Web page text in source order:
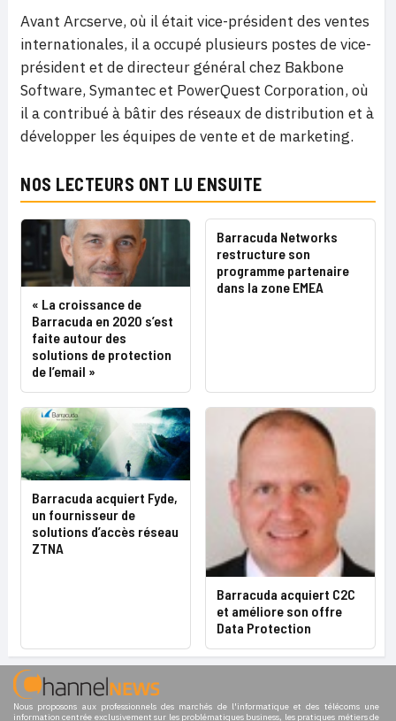
Avant Arcserve, où il était vice-président des ventes
internationales, il a occupé plusieurs postes de vice-
président et de directeur général chez Bakbone
Software, Symantec et PowerQuest Corporation, où
il a contribué à bâtir des réseaux de distribution et à
développer les équipes de vente et de marketing.
NOS LECTEURS ONT LU ENSUITE
« La croissance de
Barracuda en 2020 s’est
faite autour des
solutions de protection
de l’email »
Barracuda Networks
restructure son
programme partenaire
dans la zone EMEA
Barracuda acquiert Fyde,
un fournisseur de
solutions d’accès réseau
ZTNA
Barracuda acquiert C2C
et améliore son offre
Data Protection
Nous proposons aux professionnels des marchés de l'informatique et des télécoms une
information centrée exclusivement sur les problématiques business, les pratiques métiers de